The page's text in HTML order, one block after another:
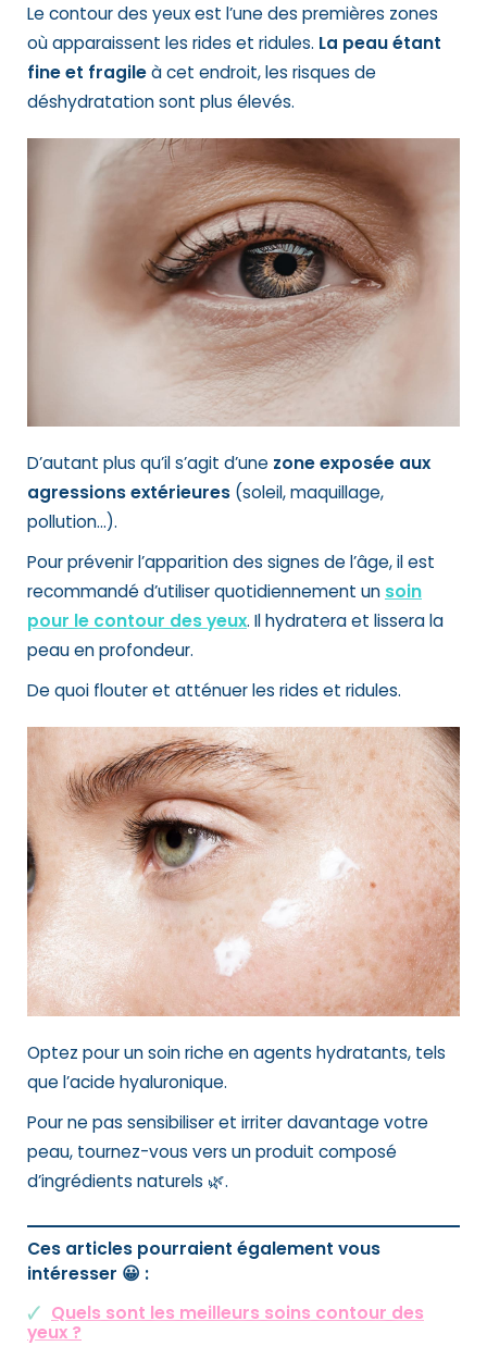
Le contour des yeux est l’une des premières zones
où apparaissent les rides et ridules. La peau étant
fine et fragileà cet endroit, les risques de
déshydratation sont plus élevés.
D’autant plus qu’il s’agit d’une zone exposée aux
agressions extérieures (soleil, maquillage,
pollution…).
Pour prévenir l’apparition des signes de l’âge, il est
recommandé d’utiliser quotidiennement un soin
pour le contour des yeux. Il hydratera et lissera la
peau en profondeur.
De quoi flouter et atténuer les rides et ridules.
Optez pour un soin riche en agents hydratants, tels
que l’acide hyaluronique.
Pour ne pas sensibiliser et irriter davantage votre
peau, tournez-vous vers un produit composé
d’ingrédients naturels 🌿.
Ces articles pourraient également vous
intéresser 😀 :
Quels sont les meilleurs soins contour des
yeux ?